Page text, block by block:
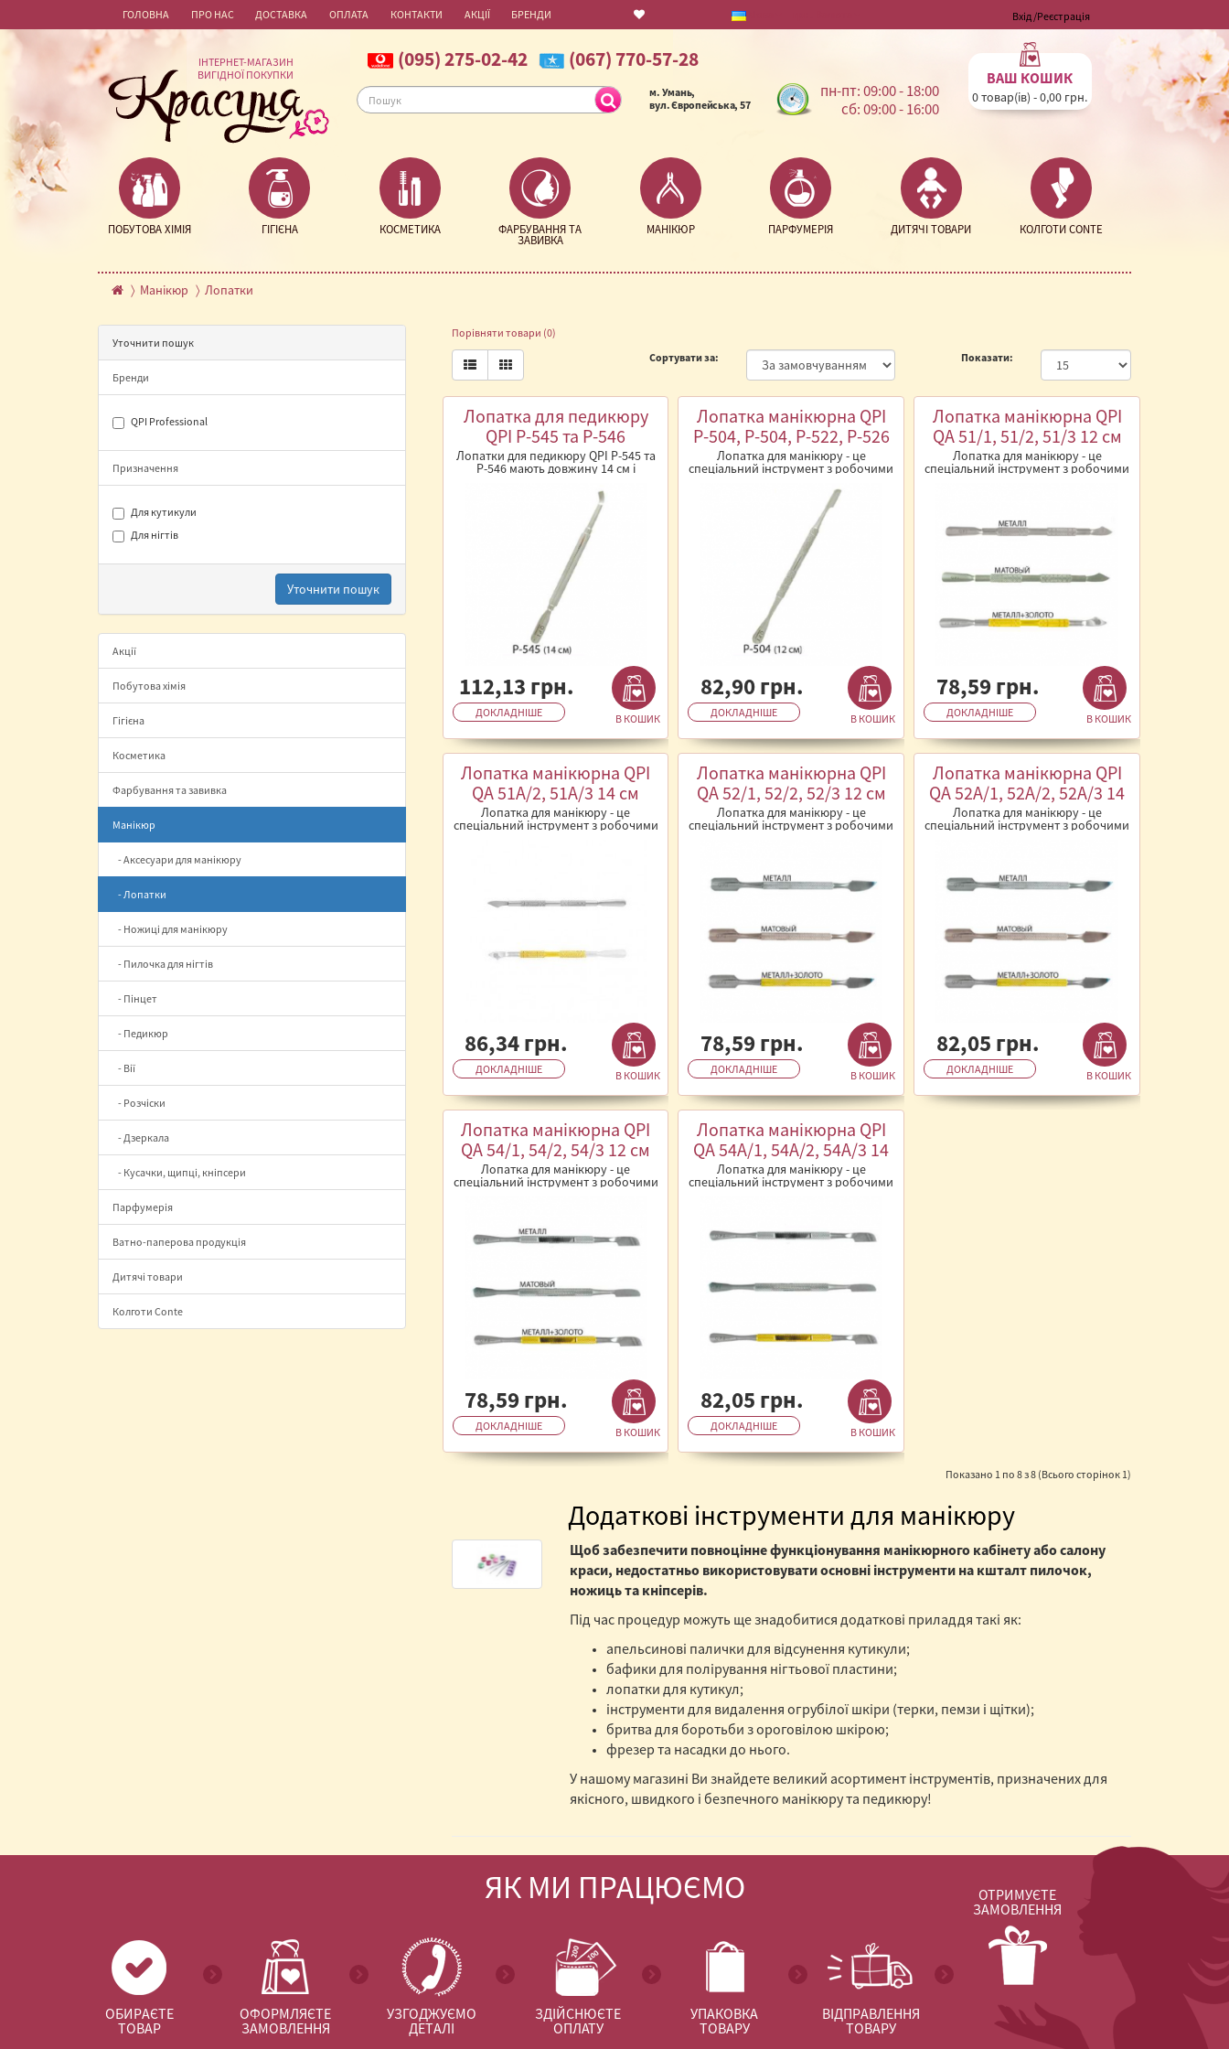
ГОЛОВНА ПРО НАС ДОСТАВКА ОПЛАТА КОНТАКТИ АКЦІЇ БРЕНДИ Вхід /Реєстрація
ІНТЕРНЕТ-МАГАЗИН
ВИГІДНОЇ ПОКУПКИ
(095) 275-02-42 (067) 770-57-28
м. Умань,
вул. Європейська, 57
пн-пт: 09:00 - 18:00
сб: 09:00 - 16:00
ВАШ КОШИК
0 товар(ів) - 0,00 грн.
ПОБУТОВА ХІМІЯ ГІГІЄНА КОСМЕТИКА ФАРБУВАННЯ ТА
ЗАВИВКА
МАНІКЮР ПАРФУМЕРІЯ ДИТЯЧІ ТОВАРИ КОЛГОТИ CONTE
Манікюр Лопатки
Уточнити пошук
Бренди
QPI Professional
Призначення
Для кутикули
Для нігтів
Уточнити пошук
Акції
Побутова хімія
Гігієна
Косметика
Фарбування та завивка
Манікюр
- Аксесуари для манікюру
- Лопатки
- Ножиці для манікюру
- Пилочка для нігтів
- Пінцет
- Педикюр
- Вії
- Розчіски
- Дзеркала
- Кусачки, щипці, кніпсери
Парфумерія
Ватно-паперова продукція
Дитячі товари
Колготи Conte
Порівняти товари (0)
Сортувати за:
Показати:
Лопатка для педикюру
QPI P-545 та P-546
Лопатки для педикюру QPI P-545 та
P-546 мають довжину 14 см і
112,13 грн.
ДОКЛАДНІШЕ В КОШИК
Лопатка манікюрна QPI
P-504, P-504, P-522, P-526
Лопатка для манікюру - це
спеціальний інструмент з робочими
використовується&n..
82,90 грн.
ДОКЛАДНІШЕ В КОШИК
Лопатка манікюрна QPI
QA 51/1, 51/2, 51/3 12 см
Лопатка для манікюру - це
спеціальний інструмент з робочими
78,59 грн.
ДОКЛАДНІШЕ В КОШИК
Лопатка манікюрна QPI
QA 51А/2, 51А/3 14 см
Лопатка для манікюру - це
спеціальний інструмент з робочими
86,34 грн.
ДОКЛАДНІШЕ В КОШИК
Лопатка манікюрна QPI
QA 52/1, 52/2, 52/3 12 см
Лопатка для манікюру - це
спеціальний інструмент з робочими
78,59 грн.
ДОКЛАДНІШЕ В КОШИК
Лопатка манікюрна QPI
QA 52А/1, 52А/2, 52А/3 14
см
Лопатка для манікюру - це
спеціальний інструмент з робочими
82,05 грн.
ДОКЛАДНІШЕ В КОШИК
Лопатка манікюрна QPI
QA 54/1, 54/2, 54/3 12 см
Лопатка для манікюру - це
спеціальний інструмент з робочими
78,59 грн.
ДОКЛАДНІШЕ В КОШИК
Лопатка манікюрна QPI
QA 54А/1, 54А/2, 54А/3 14
см
Лопатка для манікюру - це
спеціальний інструмент з робочими
82,05 грн.
ДОКЛАДНІШЕ В КОШИК
Показано 1 по 8 з 8 (Всього сторінок 1)
Додаткові інструменти для манікюру
Щоб забезпечити повноцінне функціонування манікюрного кабінету або салону
краси, недостатньо використовувати основні інструменти на кшталт пилочок,
ножиць та кніпсерів.
Під час процедур можуть ще знадобитися додаткові приладдя такі як:
апельсинові палички для відсунення кутикули;
бафики для полірування нігтьової пластини;
лопатки для кутикул;
інструменти для видалення огрубілої шкіри (терки, пемзи і щітки);
бритва для боротьби з ороговілою шкірою;
фрезер та насадки до нього.
У нашому магазині Ви знайдете ​великий асортимент інструментів, призначених для
якісного, швидкого і безпечного манікюру та педикюру!
ЯК МИ ПРАЦЮЄМО
ОБИРАЄТЕ
ТОВАР
ОФОРМЛЯЄТЕ
ЗАМОВЛЕННЯ
УЗГОДЖУЄМО
ДЕТАЛІ
ЗДІЙСНЮЄТЕ
ОПЛАТУ
УПАКОВКА
ТОВАРУ
ВІДПРАВЛЕННЯ
ТОВАРУ
ОТРИМУЄТЕ
ЗАМОВЛЕННЯ